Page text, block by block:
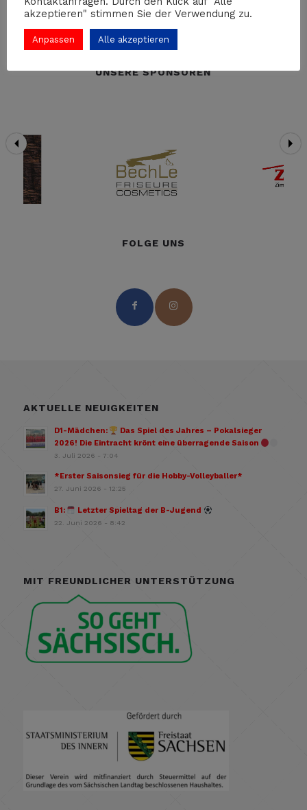
UNSERE SPONSOREN
FOLGE UNS
AKTUELLE NEUIGKEITEN
D1-Mädchen:
Das Spiel des Jahres – Pokalsieger
2026! Die Eintracht krönt eine überragende Saison
3. Juli 2026 - 7:04
*Erster Saisonsieg für die Hobby-Volleyballer*
27. Juni 2026 - 12:25
B1: Letzter Spieltag der B-Jugend
22. Juni 2026 - 8:42
MIT FREUNDLICHER UNTERSTÜTZUNG
akzeptieren" stimmen Sie der Verwendung zu.
Anpassen Alle akzeptieren